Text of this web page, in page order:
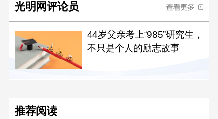
光明网评论员
44岁父亲考上“985”研究生，
不只是个人的励志故事
推荐阅读